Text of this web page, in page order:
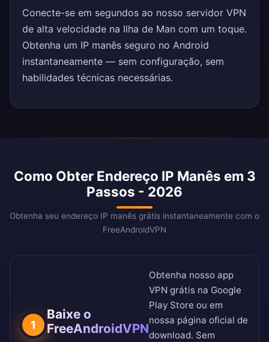
Conecte-se em segundos ao nosso servidor VPN
de alta velocidade na Ilha de Man com um toque.
Obtenha um IP manês seguro no Android
instantaneamente — sem configuração, sem
habilidades técnicas necessárias.
Como Obter Endereço IP Manês em 3
Passos - 2026
Obtenha seu endereço IP manês grátis instantaneamente com o
FreeAndroidVPN
1
Baixe o
FreeAndroidVPN
Obtenha nosso app
VPN grátis na Google
Play Store ou em
nossa página oficial de
download. Sem